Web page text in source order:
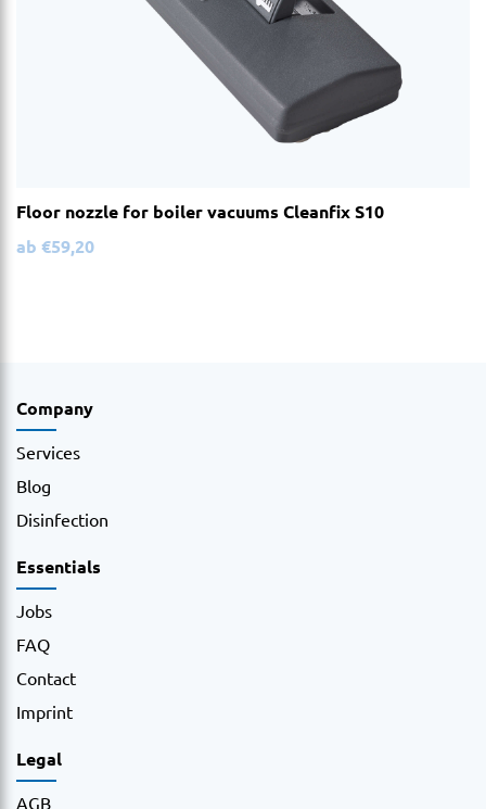
Floor nozzle for boiler vacuums Cleanfix S10
ab €59,20
Company
Services
Blog
Disinfection
Essentials
Jobs
FAQ
Contact
Imprint
Legal
AGB